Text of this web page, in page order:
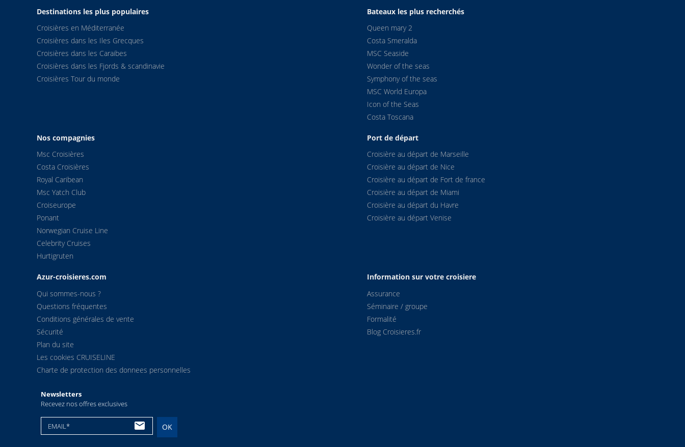
Destinations les plus populaires
Croisières en Méditerranée
Croisières dans les Iles Grecques
Croisières dans les Caraibes
Croisières dans les Fjords & scandinavie
Croisières Tour du monde
Bateaux les plus recherchés
Queen mary 2
Costa Smeralda
MSC Seaside
Wonder of the seas
Symphony of the seas
MSC World Europa
Icon of the Seas
Costa Toscana
Nos compagnies
Msc Croisières
Costa Croisières
Royal Caribean
Msc Yatch Club
Croiseurope
Ponant
Norwegian Cruise Line
Celebrity Cruises
Hurtigruten
Port de départ
Croisière au départ de Marseille
Croisière au départ de Nice
Croisière au départ de Fort de france
Croisière au départ de Miami
Croisière au départ du Havre
Croisière au départ Venise
Azur-croisieres.com
Qui sommes-nous ?
Questions fréquentes
Conditions générales de vente
Sécurité
Plan du site
Les cookies CRUISELINE
Charte de protection des donnees personnelles
Information sur votre croisiere
Assurance
Séminaire / groupe
Formalité
Blog Croisieres.fr
Newsletters
Recevez nos offres exclusives
EMAIL* OK